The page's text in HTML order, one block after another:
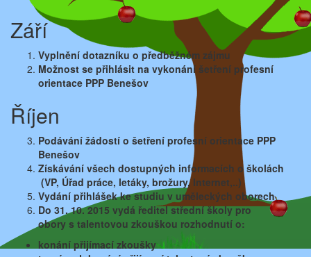
Září
Vyplnění dotazníku o předběžném zájmu
Možnost se přihlásit na vykonání šetření profesní
orientace PPP Benešov
Říjen
Podávání žádostí o šetření profesní orientace PPP
Benešov
Získávání všech dostupných informacích o školách
(VP, Úřad práce, letáky, brožury, Internet,..)
Vydání přihlášek ke studiu v uměleckých oborech
Do 31. 10. 2015 vydá ředitel střední školy pro
obory s talentovou zkouškou rozhodnutí o:
konání přijímací zkoušky